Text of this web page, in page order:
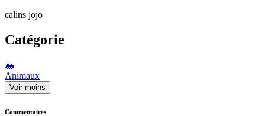
calins jojo
Catégorie
🐳
Animaux
Voir moins
Commentaires